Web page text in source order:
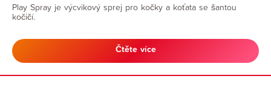
Play Spray je výcvikový sprej pro kočky a koťata se šantou
kočičí.
Čtěte více